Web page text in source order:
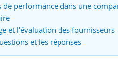
de performance dans une
et l'évaluation des fournisseurs
et les réponses